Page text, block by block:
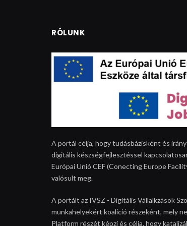
RÓLUNK
A portál célja, hogy tudásbázisként és
digitális készségfejlesztéssel
Európai Unió CEF (Conecting Europe
valósult meg.
A portált az IVSZ - Digitális Vállalkzások
munkahelyekért koalíció részeként, mely
Platform részét képzi és célja, hogy